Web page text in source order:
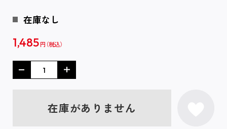
在庫なし
1,485 円
在庫がありません